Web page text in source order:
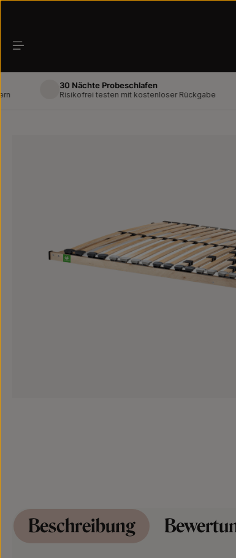
30 Nächte Probeschlafen
Risikofrei testen mit kostenloser Rückgabe
Beschreibung